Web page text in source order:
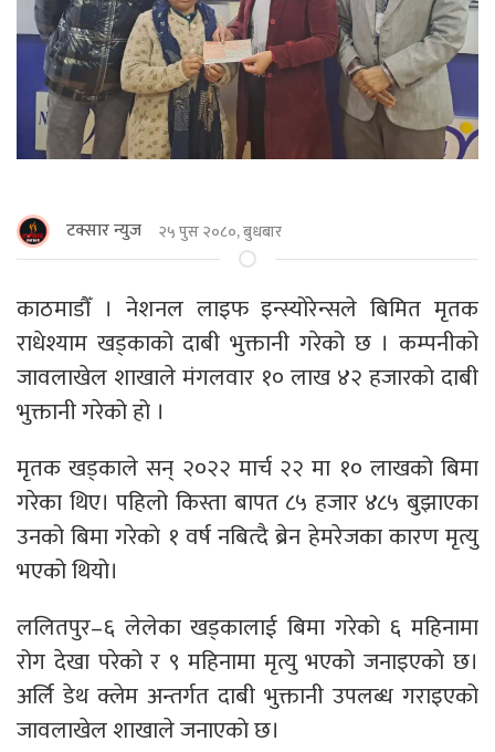
टक्सार न्युज २५ पुस २०८०, बुधबार
काठमाडौँ । नेशनल लाइफ इन्स्योरेन्सले बिमित मृतक
राधेश्याम खड्काको दाबी भुक्तानी गरेको छ । कम्पनीको
जावलाखेल शाखाले मंगलवार १० लाख ४२ हजारको दाबी
भुक्तानी गरेको हो ।
मृतक खड्काले सन् २०२२ मार्च २२ मा १० लाखको बिमा
गरेका थिए। पहिलो किस्ता बापत ८५ हजार ४८५ बुझाएका
उनको बिमा गरेकाे १ वर्ष नबित्दै ब्रेन हेमरेजका कारण मृत्यु
भएको थियो।
ललितपुर–६ लेलेका खड्कालाई बिमा गरेको ६ महिनामा
रोग देखा परेको र ९ महिनामा मृत्यु भएको जनाइएकाे छ।
अर्लि डेथ क्लेम अन्तर्गत दाबी भुक्तानी उपलब्ध गराइएको
जावलाखेल शाखाले जनाएकाे छ।